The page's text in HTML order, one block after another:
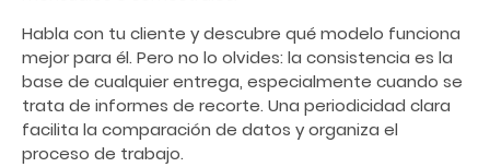
Habla con tu cliente ydescubre qué modelo funciona
mejor para él. Pero no lo olvides: la consistencia es la
base de cualquier entrega, especialmente cuando se
trata de informes de recorte. Una periodicidad clara
facilita la comparación de datos y organiza el
proceso de trabajo.